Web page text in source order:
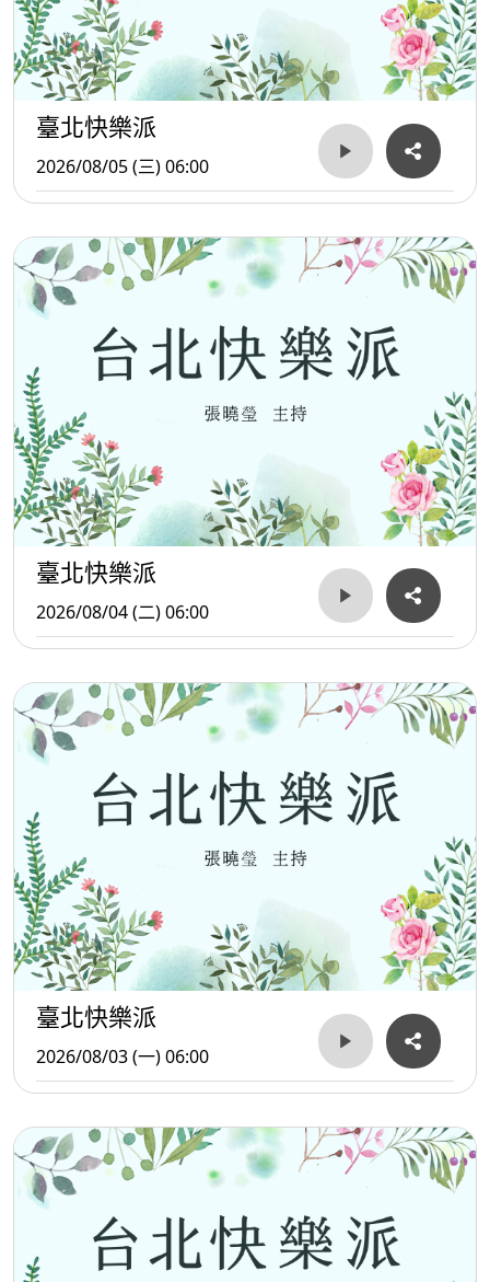
臺北快樂派
2026/08/05 (三) 06:00
臺北快樂派
2026/08/04 (二) 06:00
臺北快樂派
2026/08/03 (一) 06:00